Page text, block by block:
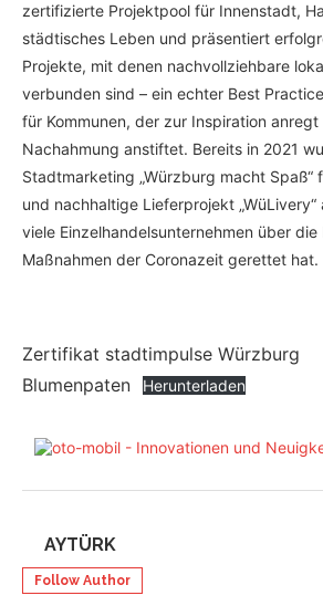
zertifizierte Projektpool für Innenstadt,
städtisches Leben und präsentiert
Projekte, mit denen nachvollziehbare
verbunden sind – ein echter Best
für Kommunen, der zur Inspiration
Nachahmung anstiftet. Bereits in 2021
Stadtmarketing „Würzburg macht Spaß“
und nachhaltige Lieferprojekt
viele Einzelhandelsunternehmen über
Maßnahmen der Coronazeit gerettet hat.
Zertifikat stadtimpulse Würzburg
Blumenpaten
Herunterladen
AYTÜRK
Follow Author